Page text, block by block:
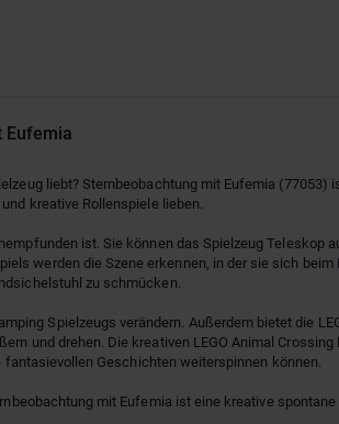
Eufemia
liebt? Sternbeobachtung mit Eufemia
kreative Rollenspiele lieben.
ist. Sie können das Spielzeug
werden die Szene erkennen, in der sie sich
zu schmücken.
Spielzeugs verändern. Außerdem bietet die
und drehen. Die kreativen LEGO Animal
fantasievollen Geschichten weiterspinnen können.
mit Eufemia ist eine kreative